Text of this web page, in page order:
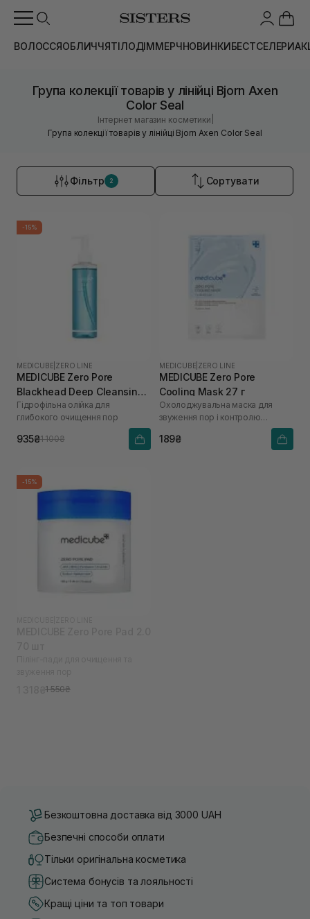
ВОЛОССЯОБЛИЧЧЯТІЛОДІММЕРЧНОВИНКИБЕСТСЕЛЕРИ
Група колекції товарів у лінійці Bjorn Axen
Color Seal
Інтернет магазин косметики
Група колекції товарів у лінійці Bjorn Axen Color Seal
Фільтр 2 Сортувати
-15%
MEDICUBE ZERO LINE
MEDICUBE Zero Pore
Blackhead Deep Cleansing
Oil 205 мл
Гідрофільна олійка для
глибокого очищення пор
935₴1 100₴
MEDICUBE ZERO LINE
MEDICUBE Zero Pore
Cooling Mask 27 г
Охолоджувальна маска для
звуження пор і контролю
189₴
-15%
1 318₴1 550₴
Безкоштовна доставка від 3000 UAH
Безпечні способи оплати
Тільки оригінальна косметика
Система бонусів та лояльності
Кращі ціни та топ товари